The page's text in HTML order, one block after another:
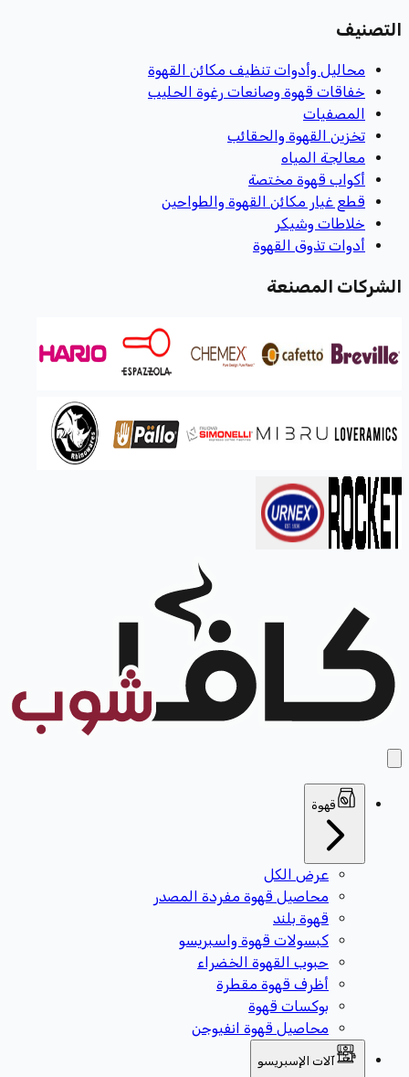
التصنيف
محاليل وأدوات تنظيف مكائن القهوة
خفاقات قهوة وصانعات رغوة الحليب
المصفيات
تخزين القهوة والحقائب
معالجة المياه
أكواب قهوة مختصة
قطع غيار مكائن القهوة والطواحين
خلاطات وشيكر
أدوات تذوق القهوة
الشركات المصنعة
قهوة
عرض الكل
محاصيل قهوة مفردة المصدر
قهوة بلند
كبسولات قهوة واسبريسو
حبوب القهوة الخضراء
أظرف قهوة مقطرة
بوكسات قهوة
محاصيل قهوة انفيوجن
آلات الإسبريسو